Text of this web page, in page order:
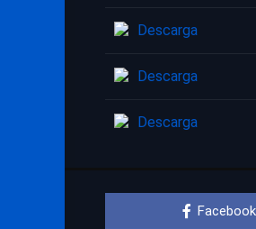
Descarga
Descarga
Descarga
Facebook